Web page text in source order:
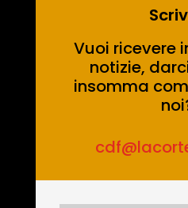
Vuoi ricevere
notizie,
insomma